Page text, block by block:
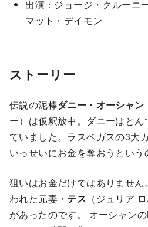
出演：ジョージ・クルーニ
マット・デイモン
ストーリー
伝説の泥棒ダニー・オーシャン
ー）は仮釈放中。ダニーはと
ていました。ラスベガスの3大
いっせいにお金を奪おうという
狙いはお金だけではありませ
われた元妻・ テス （ジュリア
があったのです。 オーシャン